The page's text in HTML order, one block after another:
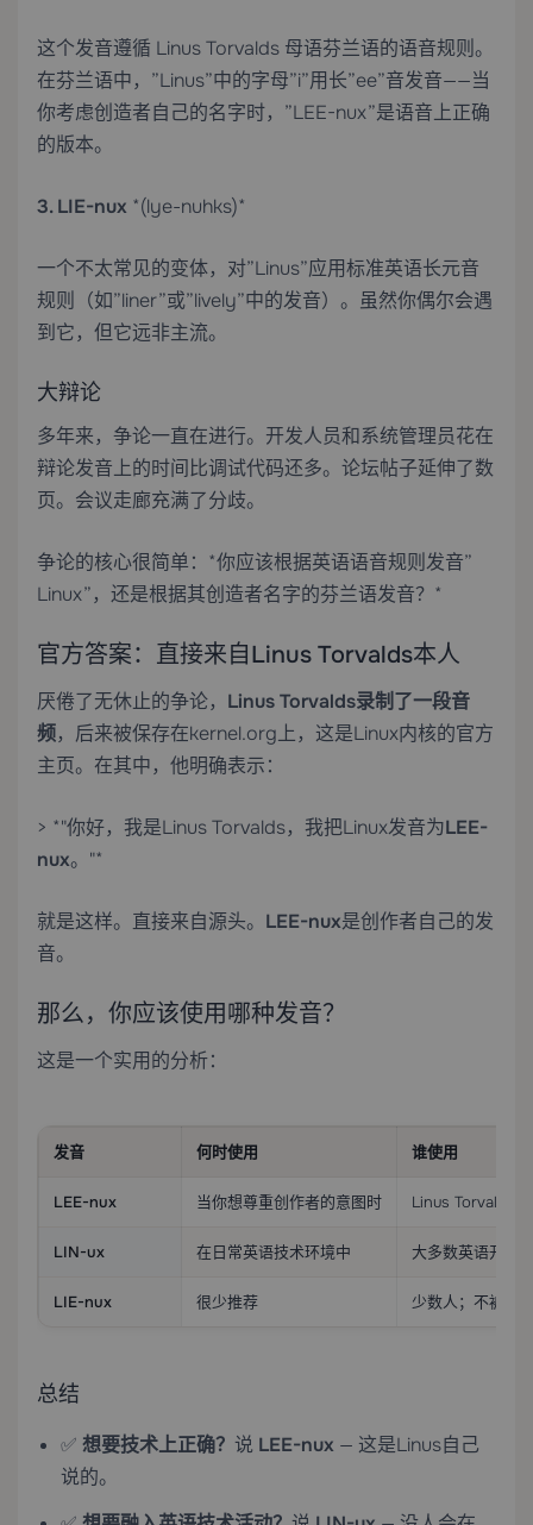
这个发音遵循 Linus Torvalds 母语芬兰语的语音规则。
在芬兰语中，”Linus”中的字母”i”用长”ee”音发音——当
你考虑创造者自己的名字时，”LEE-nux”是语音上正确
的版本。
3. LIE-nux *(lye-nuhks)*
一个不太常见的变体，对”Linus”应用标准英语长元音
规则（如”liner”或”lively”中的发音）。虽然你偶尔会遇
到它，但它远非主流。
大辩论
多年来，争论一直在进行。开发人员和系统管理员花在
辩论发音上的时间比调试代码还多。论坛帖子延伸了数
页。会议走廊充满了分歧。
争论的核心很简单：*你应该根据英语语音规则发音”
Linux”，还是根据其创造者名字的芬兰语发音？*
官方答案：直接来自Linus Torvalds本人
厌倦了无休止的争论， Linus Torvalds录制了一段音
频，后来被保存在kernel.org上，这是Linux内核的官方
主页。在其中，他明确表示：
> *"你好，我是Linus Torvalds，我把Linux发音为LEE-
nux。"*
就是这样。直接来自源头。 LEE-nux是创作者自己的发
音。
那么，你应该使用哪种发音？
这是一个实用的分析：
发音 何时使用 谁使用
LEE-nux 当你想尊重创作者的意图时 Linus Torvalds
LIN-ux 在日常英语技术环境中 大多数英语开发
LIE-nux 很少推荐 少数人；不被广
总结
✅ 想要技术上正确？ 说 LEE-nux — 这是Linus自己
说的。